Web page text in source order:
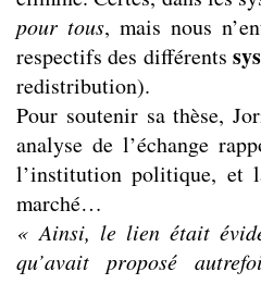
pour tous, mais nous
respectifs des différents
redistribution).
Pour soutenir sa thèse,
analyse de l’échange
l’institution politique, et
marché…
« Ainsi, le lien était
qu’avait proposé